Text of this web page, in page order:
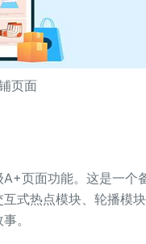
页面
页面功能。这是一个
式热点模块、轮播模
。